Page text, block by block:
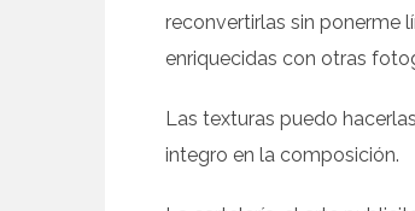
reconvertirlas sin ponerme
enriquecidas con otras
Las texturas puedo
integro en la composición.